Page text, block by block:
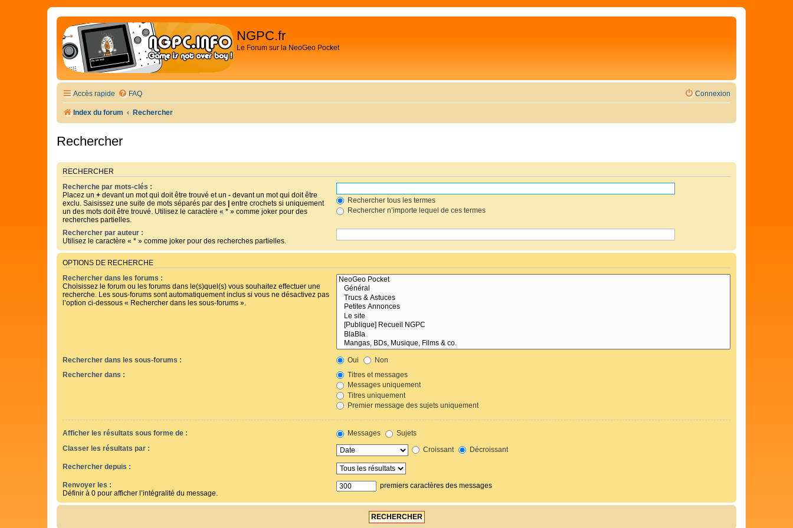
NGPC.fr
Le Forum sur la NeoGeo Pocket
Accès rapide FAQ Connexion
Index du forum Rechercher
Rechercher
RECHERCHER
Recherche par mots-clés :
Placez un + devant un mot qui doit être trouvé et un - devant un mot qui doit être
exclu. Saisissez une suite de mots séparés par des
entre crochets si uniquement
un des mots doit être trouvé. Utilisez le caractère « * » comme joker pour des
recherches partielles.
Rechercher tous les termes
Rechercher n’importe lequel de ces termes
Rechercher par auteur :
Utilisez le caractère « * » comme joker pour des recherches partielles.
OPTIONS DE RECHERCHE
Rechercher dans les forums :
Choisissez le forum ou les forums dans le(s)quel(s) vous souhaitez effectuer une
recherche. Les sous-forums sont automatiquement inclus si vous ne désactivez pas
l’option ci-dessous « Rechercher dans les sous-forums ».
Rechercher dans les sous-forums : Oui
Non
Rechercher dans :
Titres et messages
Messages uniquement
Titres uniquement
Premier message des sujets uniquement
Afficher les résultats sous forme de : Messages
Sujets
Classer les résultats par :
Croissant Décroissant
Rechercher depuis :
Renvoyer les :
Définir à 0 pour afficher l’intégralité du message.
premiers caractères des messages